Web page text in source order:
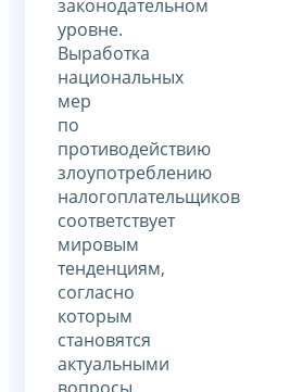
законодательном
уровне.
Выработка
национальных
мер
по
противодействию
злоупотреблению
налогоплательщиков
соответствует
мировым
тенденциям,
согласно
которым
становятся
актуальными
вопросы